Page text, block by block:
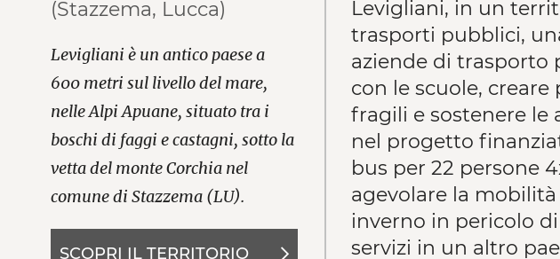
(Stazzema, Lucca)
Levigliani è un antico paese a
600 metri sul livello del mare,
nelle Alpi Apuane, situato tra i
boschi di faggi e castagni, sotto la
vetta del monte Corchia nel
comune di Stazzema (LU).
SCOPRI IL TERRITORIO
Levigliani, in un
trasporti pubblici,
aziende di trasporto
con le scuole,
fragili e sostenere le
nel progetto
bus per 22 persone
agevolare la
inverno in pericolo
servizi in un altro